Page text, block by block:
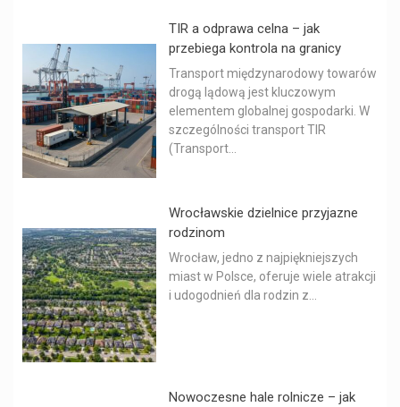
TIR a odprawa celna – jak
przebiega kontrola na granicy
Transport międzynarodowy towarów
drogą lądową jest kluczowym
elementem globalnej gospodarki. W
szczególności transport TIR
(Transport...
Wrocławskie dzielnice przyjazne
rodzinom
Wrocław, jedno z najpiękniejszych
miast w Polsce, oferuje wiele atrakcji
i udogodnień dla rodzin z...
Nowoczesne hale rolnicze – jak